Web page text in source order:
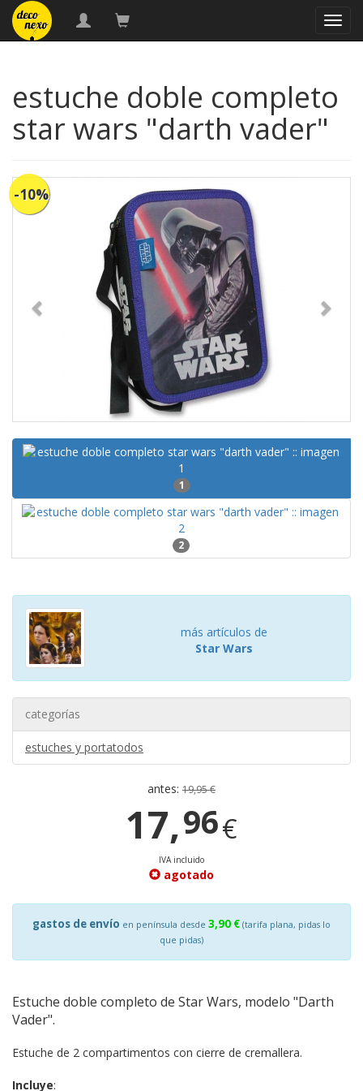
estuche doble completo
star wars "darth vader"
-10%
1
2
más artículos de
Star Wars
categorías
estuches y portatodos
antes: 19,95 €
17,96€
IVA incluido
agotado
gastos de envío en península desde 3,90 € (tarifa plana, pidas lo
que pidas)
Estuche doble completo de Star Wars, modelo "Darth
Vader".
Estuche de 2 compartimentos con cierre de cremallera.
Incluye: